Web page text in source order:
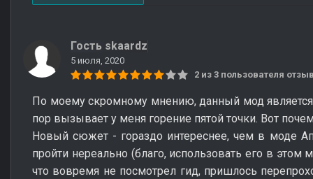
Гость skaardz
5 июля, 2020
2 из 3 пользователя
По моему скромному мнению, данный мод
пор вызывает у меня горение пятой точки. Вот
Новый сюжет - гораздо интереснее, чем в моде
пройти нереально (благо, использовать его в
что вовремя не посмотрел гид, пришлось